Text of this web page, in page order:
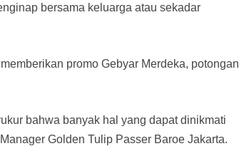
bersama keluarga atau sekadar
promo Gebyar Merdeka, potongan
bahwa banyak hal yang dapat dinikmati
Golden Tulip Passer Baroe Jakarta.